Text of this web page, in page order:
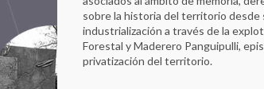
sobre la historia del territorio desde
industrialización a través de la
Forestal y Maderero Panguipulli,
privatización del territorio.